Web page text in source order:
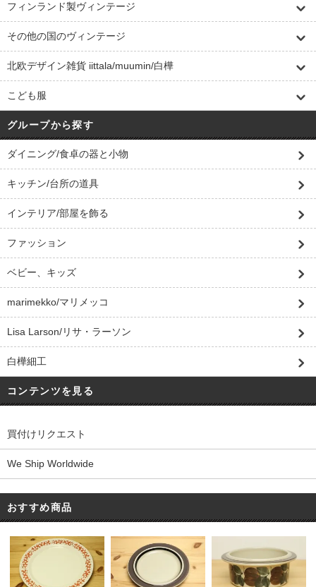
フィンランド製ヴィンテージ
その他の国のヴィンテージ
北欧デザイン雑貨 iittala/muumin/白樺
こども服
グループから探す
ダイニング/食卓の器と小物
キッチン/台所の道具
インテリア/部屋を飾る
ファッション
ベビー、キッズ
marimekko/マリメッコ
Lisa Larson/リサ・ラーソン
白樺細工
コンテンツを見る
買付けリクエスト
We Ship Worldwide
おすすめ商品